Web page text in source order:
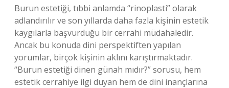
Burun estetiği, tıbbi anlamda “rinoplasti” olarak
adlandırılır ve son yıllarda daha fazla kişinin estetik
kaygılarla başvurduğu bir cerrahi müdahaledir.
Ancak bu konuda dini perspektiften yapılan
yorumlar, birçok kişinin aklını karıştırmaktadır.
“Burun estetiği dinen günah mıdır?” sorusu, hem
estetik cerrahiye ilgi duyan hem de dini inançlarına